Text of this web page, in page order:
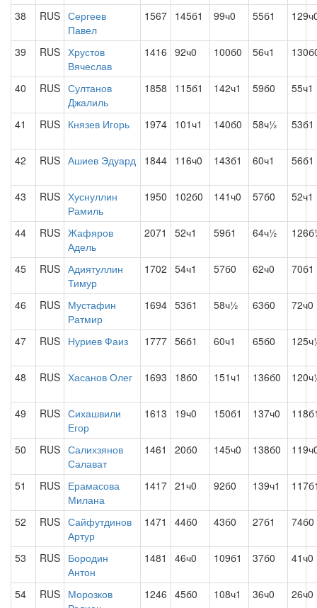
38 RUS Сергеев
Павел
1567 145б1 99ч0 55б1
39 RUS Хрустов
Вячеслав
1416 92ч0 100б0 56ч1
40 RUS Султанов
Джалиль
1858 115б1 142ч1 59б0 55ч1
41 RUS Князев Игорь 1974 101ч1 140б0 58ч½ 53б1
42 RUS Ашиев Эдуард 1844 116ч0 143б1 60ч1 56б1
43 RUS Хуснуллин
Рамиль
1950 102б0 141ч0 57б0 52ч1
44 RUS Жафяров
Адель
2071 52ч1 59б1 64ч½
45 RUS Адиятуллин
Тимур
1702 54ч1 57б0 62ч0 70б1
46 RUS Мустафин
Ратмир
1694 53б1 58ч½ 63б0 72ч0
47 RUS Нуриев Фаиз 1777 56б1 60ч1 65б0
48 RUS Хасанов Олег 1693 18б0 151ч1 136б0
49 RUS Сихашвили
Егор
1613 19ч0 150б1 137ч0
50 RUS Салихзянов
Салават
1461 20б0 145ч0 138б0
51 RUS Ерамасова
Милана
1417 21ч0 92б0 139ч1
52 RUS Сайфутдинов
Артур
1471 44б0 43б0 27б1 74б0
53 RUS Бородин
Антон
1481 46ч0 109б1 37б0 41ч0
54 RUS Морозков
1246 45б0 108ч1 36ч0 26ч0